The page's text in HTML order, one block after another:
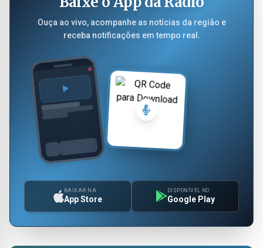
Ouça ao vivo, acompanhe as notícias da região e
receba notificações em tempo real.
BAIXAR NA
App Store
DISPONÍVEL NO
Google Play